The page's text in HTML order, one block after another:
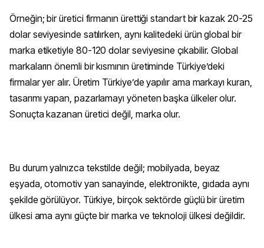
Örneğin; bir üretici firmanın ürettiği standart bir kazak 20-25
dolar seviyesinde satılırken, aynı kalitedeki ürün global bir
marka etiketiyle 80-120 dolar seviyesine çıkabilir. Global
markaların önemli bir kısmının üretiminde Türkiye’deki
firmalar yer alır. Üretim Türkiye’de yapılır ama markayı kuran,
tasarımı yapan, pazarlamayı yöneten başka ülkeler olur.
Sonuçta kazanan üretici değil, marka olur.
Bu durum yalnızca tekstilde değil; mobilyada, beyaz
eşyada, otomotiv yan sanayinde, elektronikte, gıdada aynı
şekilde görülüyor. Türkiye, birçok sektörde güçlü bir üretim
ülkesi ama aynı güçte bir marka ve teknoloji ülkesi değildir.